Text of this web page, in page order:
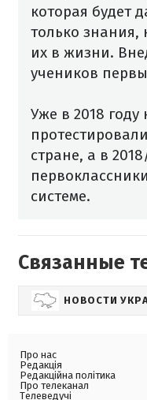
которая будет
только знания,
их в жизни.
учеников
Уже в 2018
стране, а в
системе.
Связанные
НОВОСТИ
Про нас
Редакція
Редакційна політика
Про телеканал
Телеведучі